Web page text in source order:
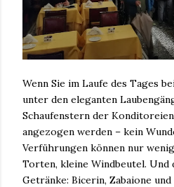
Wenn Sie im Laufe des Tages
unter den eleganten
Schaufenstern der
angezogen werden – kein
Verführungen können nur
Torten, kleine Windbeutel. Und
Getränke: Bicerin, Zabaione